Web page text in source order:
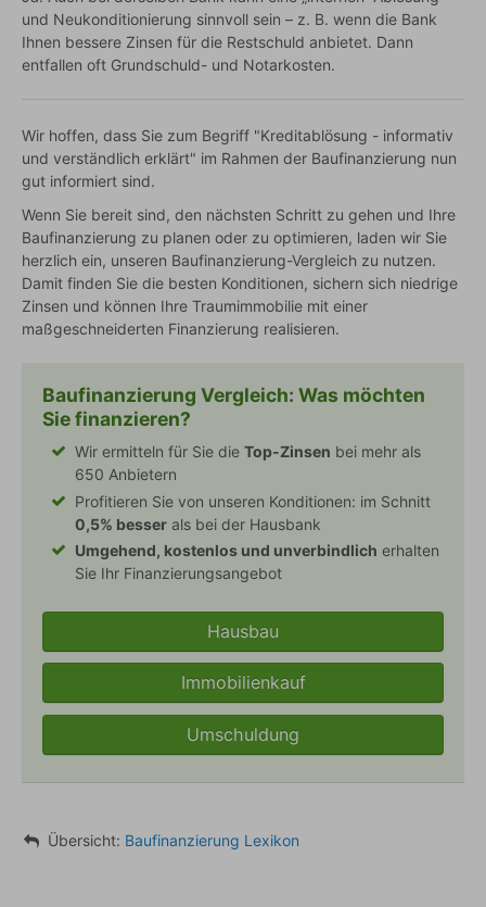
und Neukonditionierung sinnvoll sein – z. B. wenn die Bank
Ihnen bessere Zinsen für die Restschuld anbietet. Dann
entfallen oft Grundschuld- und Notarkosten.
Wir hoffen, dass Sie zum Begriff "Kreditablösung - informativ
und verständlich erklärt" im Rahmen der Baufinanzierung nun
gut informiert sind.
Wenn Sie bereit sind, den nächsten Schritt zu gehen und Ihre
Baufinanzierung zu planen oder zu optimieren, laden wir Sie
herzlich ein, unseren Baufinanzierung-Vergleich zu nutzen.
Damit finden Sie die besten Konditionen, sichern sich niedrige
Zinsen und können Ihre Traumimmobilie mit einer
maßgeschneiderten Finanzierung realisieren.
Baufinanzierung Vergleich: Was möchten
Sie finanzieren?
Wir ermitteln für Sie die Top-Zinsen bei mehr als
650 Anbietern
Profitieren Sie von unseren Konditionen: im Schnitt
0,5% besser als bei der Hausbank
Umgehend, kostenlos und unverbindlich erhalten
Sie Ihr Finanzierungsangebot
Hausbau
Immobilienkauf
Umschuldung
Zinszyklus
Übersicht: Baufinanzierung Lexikon